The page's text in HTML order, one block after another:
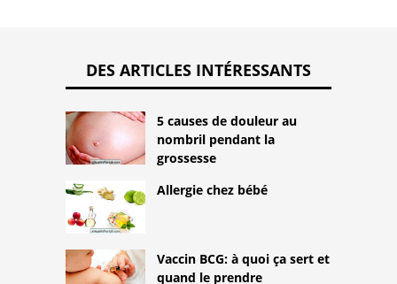
DES ARTICLES INTÉRESSANTS
5 causes de douleur au
nombril pendant la
grossesse
Allergie chez bébé
Vaccin BCG: à quoi ça sert et
quand le prendre